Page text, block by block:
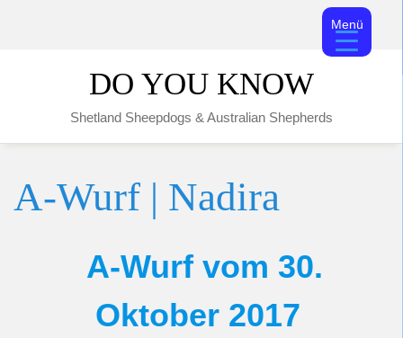
Menü
DO YOU KNOW
Shetland Sheepdogs & Australian Shepherds
A-Wurf | Nadira
A-Wurf vom 30.
Oktober 2017